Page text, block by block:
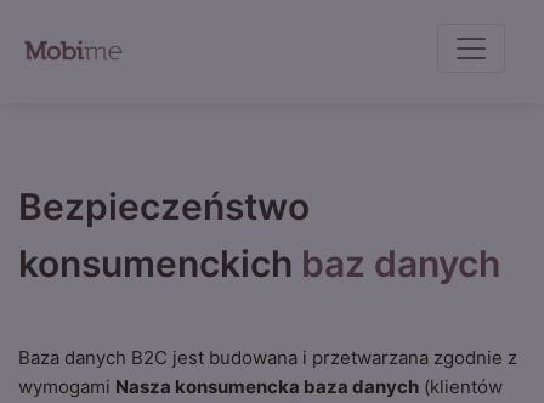
Bezpieczeństwo
konsumenckich baz danych
Baza danych B2C jest budowana i przetwarzana zgodnie z
wymogami Nasza konsumencka baza danych (klientów